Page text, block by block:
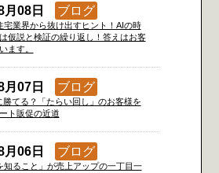
08日 ブログ
宅業界から抜け出すヒント！AIの時
仮説と検証の繰り返し！答えはお客
ます。
07日 ブログ
勝てる？「たらい回し」のお客様を
ト販促の近道
06日 ブログ
知ること」が売上アップの一丁目一